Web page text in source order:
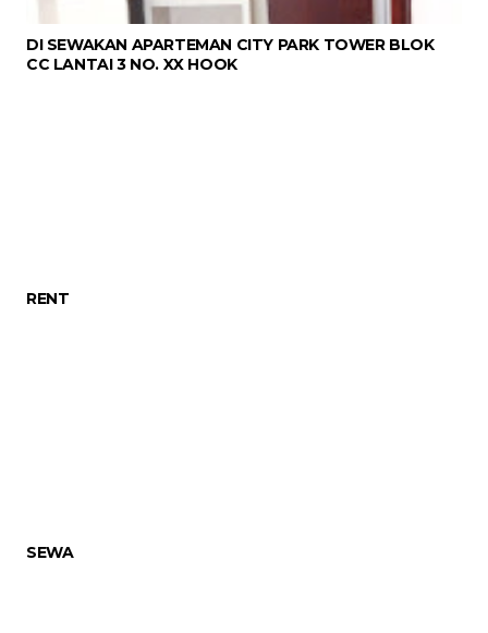
DI SEWAKAN APARTEMAN CITY PARK TOWER BLOK
CC LANTAI 3 NO. XX HOOK
RENT
SEWA